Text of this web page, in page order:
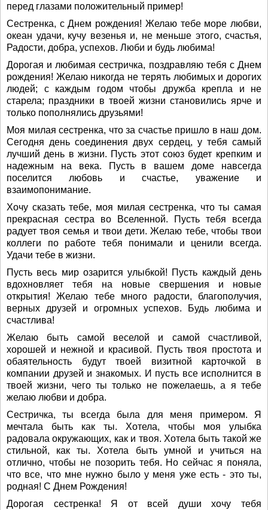
перед глазами положительный пример!
Сестренка, с Днем рождения! Желаю тебе море любви,
океан удачи, кучу везенья и, не меньше этого, счастья,
Радости, добра, успехов. Люби и будь любима!
Дорогая и любимая сестричка, поздравляю тебя с Днем
рождения! Желаю никогда не терять любимых и дорогих
людей; с каждым годом чтобы дружба крепла и не
старела; праздники в твоей жизни становились ярче и
только пополнялись друзьями!
Моя милая сестренка, что за счастье пришло в наш дом.
Сегодня день соединения двух сердец, у тебя самый
лучший день в жизни. Пусть этот союз будет крепким и
надежным на века. Пусть в вашем доме навсегда
поселится любовь и счастье, уважение и
взаимопонимание.
Хочу сказать тебе, моя милая сестренка, что ты самая
прекрасная сестра во Вселенной. Пусть тебя всегда
радует твоя семья и твои дети. Желаю тебе, чтобы твои
коллеги по работе тебя понимали и ценили всегда.
Удачи тебе в жизни.
Пусть весь мир озарится улыбкой! Пусть каждый день
вдохновляет тебя на новые свершения и новые
открытия! Желаю тебе много радости, благополучия,
верных друзей и огромных успехов. Будь любима и
счастлива!
Желаю быть самой веселой и самой счастливой,
хорошей и нежной и красивой. Пусть твоя простота и
обаятельность будут твоей визитной карточкой в
компании друзей и знакомых. И пусть все исполнится в
твоей жизни, чего ты только не пожелаешь, а я тебе
желаю любви и добра.
Сестричка, ты всегда была для меня примером. Я
мечтала быть как ты. Хотела, чтобы моя улыбка
радовала окружающих, как и твоя. Хотела быть такой же
стильной, как ты. Хотела быть умной и учиться на
отлично, чтобы не позорить тебя. Но сейчас я поняла,
что все, что мне нужно было у меня уже есть - это ты,
родная! С Днем Рождения!
Дорогая сестренка! Я от всей души хочу тебя